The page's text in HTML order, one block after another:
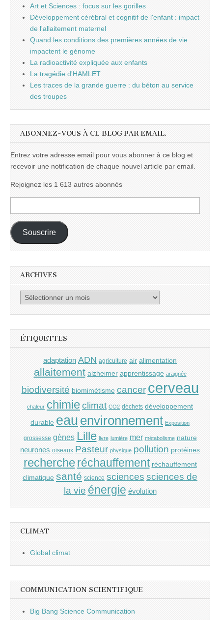
Art et Sciences : focus sur les gorilles
Développement cérébral et cognitif de l'enfant : impact
de l'allaitement maternel
Quand les conditions des premières années de vie
impactent le génome
La radioactivité expliquée aux enfants
La tragédie d'HAMLET
Les traces de la grande guerre : du béton au service
des troupes
ABONNEZ-VOUS À CE BLOG PAR EMAIL.
Entrez votre adresse email pour vous abonner à ce blog et
recevoir une notification de chaque nouvel article par email.
Rejoignez les 1 613 autres abonnés
e-
mail :
Souscrire
ARCHIVES
Archives
ÉTIQUETTES
adaptation ADN agriculture air alimentation
allaitement alzheimer apprentissage araignée
biodiversité biomimétisme cancer cerveau
chaleur chimieclimat CO2 déchets développement
durable eau environnement Exposition
grossesse gènes Lille livre lumière mer métabolisme nature
neurones oiseaux Pasteur physique pollution protéines
recherche réchauffement réchauffement
climatique santé science sciences sciences de
la vie énergie évolution
CLIMAT
Global climat
COMMUNICATION SCIENTIFIQUE
Big Bang Science Communication